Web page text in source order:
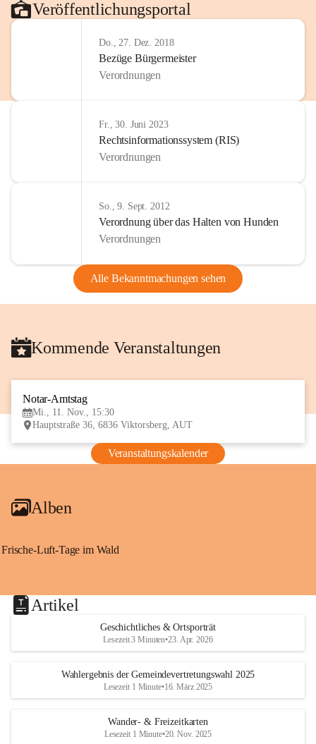
Veröffentlichungsportal
Do., 27. Dez. 2018
Bezüge Bürgermeister
Verordnungen
Fr., 30. Juni 2023
Rechtsinformationssystem (RIS)
Verordnungen
So., 9. Sept. 2012
Verordnung über das Halten von Hunden
Verordnungen
Alle Bekanntmachungen sehen
Kommende Veranstaltungen
Notar-Amtstag
Mi., 11. Nov., 15:30
Hauptstraße 36, 6836 Viktorsberg, AUT
Veranstaltungskalender
Alben
Frische-Luft-Tage im Wald
Artikel
Geschichtliches & Ortsporträt
Lesezeit 3 Minuten•23. Apr. 2026
Wahlergebnis der Gemeindevertretungswahl 2025
Lesezeit 1 Minute•16. März 2025
Wander- & Freizeitkarten
Lesezeit 1 Minute•20. Nov. 2025